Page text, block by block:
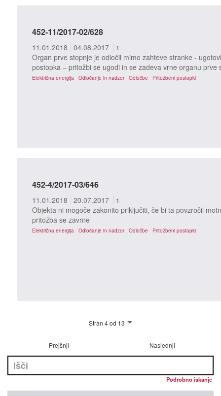
452-11/2017-02/628
11.01.2018 04.08.2017 1
Organ prve stopnje je odločil mimo zahteve stranke -
postopka – pritožbi se ugodi in se zadeva vrne organu prve
Električna energija Odločanje in nadzor Odločbe Pritožbeni postopki
452-4/2017-03/646
11.01.2018 20.07.2017 1
Objekta ni mogoče zakonito priključiti, če bi ta povzročil
pritožba se zavrne
Električna energija Odločanje in nadzor Odločbe Pritožbeni postopki
Stran 4 od 13
Prejšnji Naslednji
Podrobno iskanje